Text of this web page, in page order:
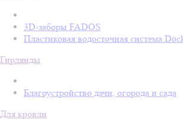
3D-заборы FADOS
Пластиковая водосточная система
Гирлянды
Благоустройство дачи, огорода и сада
Для кровли